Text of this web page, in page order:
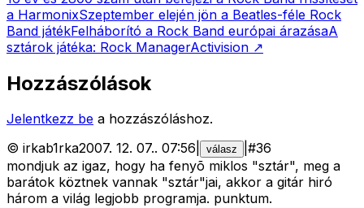
a HarmonixSzeptember elején jön a Beatles-féle Rock
Band játékFelháborító a Rock Band európai árazásaA
sztárok játéka: Rock ManagerActivision ↗
Hozzászólások
Jelentkezz be a hozzászóláshoz.
© irkab1rka2007. 12. 07.. 07:56 válasz #36
mondjuk az igaz, hogy ha fenyõ miklos "sztár", meg a
barátok köztnek vannak "sztár"jai, akkor a gitár hiró
három a világ legjobb programja. punktum.